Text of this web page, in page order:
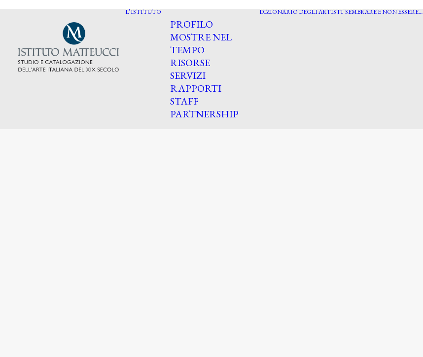
L’ISTITUTO
PROFILO
MOSTRE NEL
TEMPO
RISORSE
SERVIZI
RAPPORTI
STAFF
PARTNERSHIP
DIZIONARIO DEGLI ARTISTI SEMBRARE E NON ESSERE…